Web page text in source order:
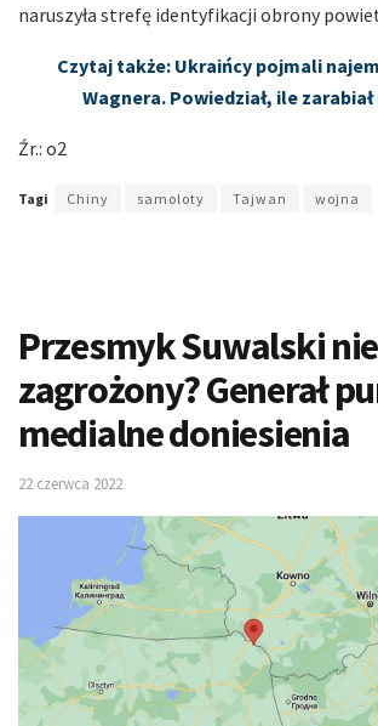
naruszyła strefę identyfikacji obrony
Czytaj także: Ukraińcy pojmali
Wagnera. Powiedział, ile
Źr.: o2
Tagi Chiny samoloty Tajwan wojna
Przesmyk Suwalski
zagrożony? Generał
medialne doniesienia
22 czerwca 2022